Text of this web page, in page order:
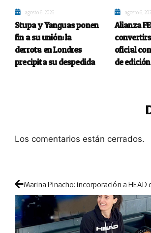
agosto 6, 2026
Stupa y Yanguas ponen
fin a su unión: la
derrota en Londres
precipita su despedida
agosto 6,
Alianza
oficial
de
Los comentarios están cerrados.